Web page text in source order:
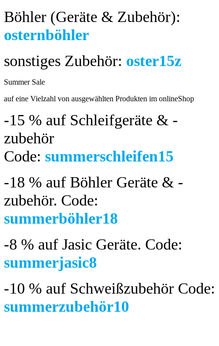
Böhler (Geräte & Zubehör):
osternböhler
sonstiges Zubehör: oster15z
Summer Sale
auf eine Vielzahl von ausgewählten Produkten im onlineShop
-15 % auf Schleifgeräte & -
zubehör
Code: summerschleifen15
-18 % auf Böhler Geräte & -
zubehör. Code:
summerböhler18
-8 % auf Jasic Geräte. Code:
summerjasic8
-10 % auf Schweißzubehör Code:
summerzubehör10